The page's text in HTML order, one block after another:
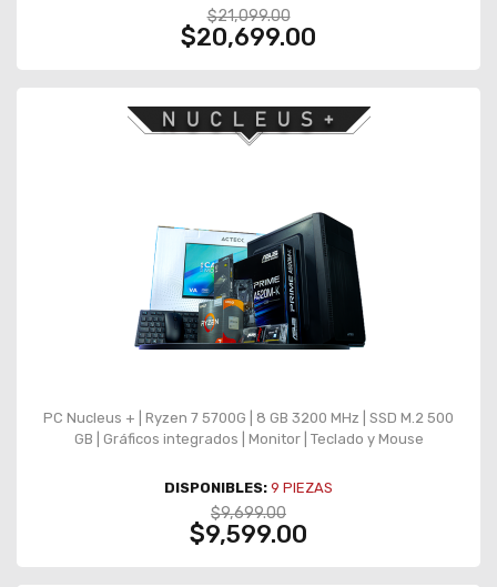
$21,099.00
$20,699.00
PC Nucleus + | Ryzen 7 5700G | 8 GB 3200 MHz | SSD M.2 500
GB | Gráficos integrados | Monitor | Teclado y Mouse
DISPONIBLES: 9 PIEZAS
$9,699.00
$9,599.00